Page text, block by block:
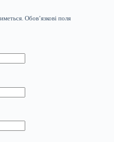
Обов’язкові поля